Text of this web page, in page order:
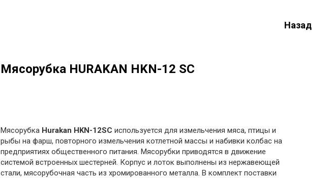
Назад
Мясорубка HURAKAN HKN-12 SC
Мясорубка Hurakan HKN-12SC используется для измельчения мяса, птицы и
рыбы на фарш, повторного измельчения котлетной массы и набивки колбас на
предприятиях общественного питания. Мясорубки приводятся в движение
системой встроенных шестерней. Корпус и лоток выполнены из нержавеющей
стали, мясорубочная часть из хромированного металла. В комплект поставки